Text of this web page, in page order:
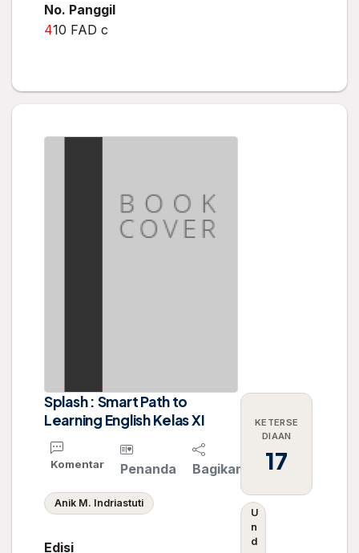
No. Panggil
410 FAD c
Splash : Smart Path to
Learning English Kelas XI
Komentar Penanda Bagikan
Anik M. Indriastuti
Edisi
KETERSE
DIAAN
17
U
n
d